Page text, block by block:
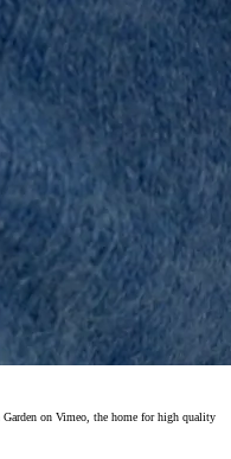
on Vimeo, the home for high quality